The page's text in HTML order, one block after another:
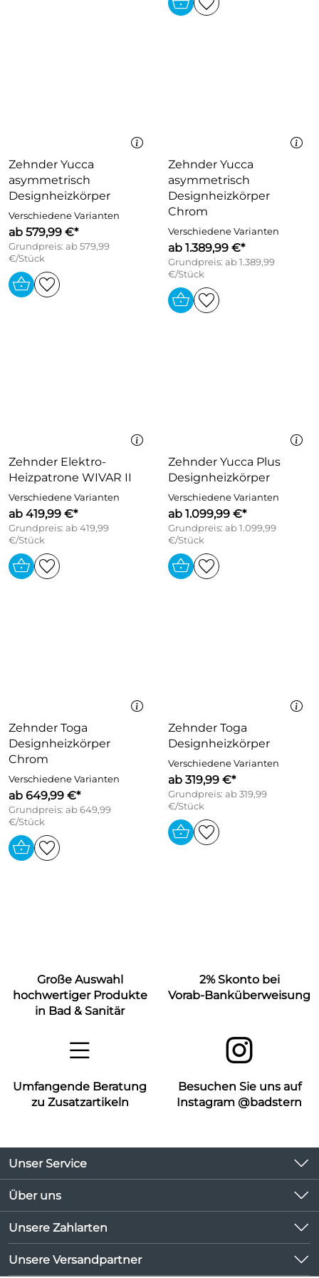
Zehnder Yucca
asymmetrisch
Designheizkörper
Verschiedene Varianten
ab 579,99 €*
Grundpreis: ab 579,99
€/Stück
Zehnder Yucca
asymmetrisch
Designheizkörper
Chrom
Verschiedene Varianten
ab 1.389,99 €*
Grundpreis: ab 1.389,99
€/Stück
Zehnder Elektro-
Heizpatrone WIVAR II
Verschiedene Varianten
ab 419,99 €*
Grundpreis: ab 419,99
€/Stück
Zehnder Yucca Plus
Designheizkörper
Verschiedene Varianten
ab 1.099,99 €*
Grundpreis: ab 1.099,99
€/Stück
Zehnder Toga
Designheizkörper
Chrom
Verschiedene Varianten
ab 649,99 €*
Grundpreis: ab 649,99
€/Stück
Zehnder Toga
Designheizkörper
Verschiedene Varianten
ab 319,99 €*
Grundpreis: ab 319,99
€/Stück
Große Auswahl
hochwertiger Produkte
in Bad & Sanitär
2% Skonto bei
Vorab-Banküberweisung
Umfangende Beratung
zu Zusatzartikeln
Besuchen Sie uns auf
Instagram @badstern
Unser Service
Kontakt
Kundeninformationen
Newsletter
Lieferbedingungen
Über uns
Unsere Bestseller
Marken
Neu
Unsere Zahlarten
Unsere Versandpartner